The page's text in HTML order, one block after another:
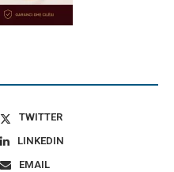
TWITTER
LINKEDIN
EMAIL